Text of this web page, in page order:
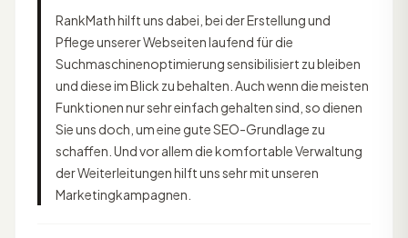
RankMath hilft uns dabei, bei der Erstellung und
Pflege unserer Webseiten laufend für die
Suchmaschinenoptimierung sensibilisiert zu bleiben
und diese im Blick zu behalten. Auch wenn die meisten
Funktionen nur sehr einfach gehalten sind, so dienen
Sie uns doch, um eine gute SEO-Grundlage zu
schaffen. Und vor allem die komfortable Verwaltung
der Weiterleitungen hilft uns sehr mit unseren
Marketingkampagnen.